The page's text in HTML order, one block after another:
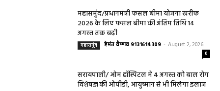
महासमुंद/प्रधानमंत्री फसल बीमा योजना खरीफ
2026 के लिए फसल बीमा की अंतिम तिथि 14
अगस्त तक बढ़ी
महासमुंद हेमंत वैष्णव 9131614309 - August 2, 2026
0
सरायपाली/ ओम हॉस्पिटल में 4 अगस्त को बाल रोग
विशेषज्ञ की ओपीडी, आयुष्मान से भी मिलेगा इलाज